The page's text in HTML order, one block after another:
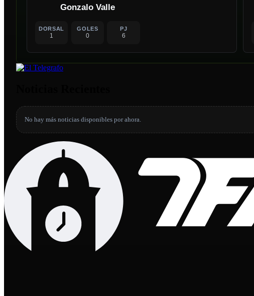
Gonzalo Valle
DORSAL
1
GOLES
0
PJ
6
No hay más noticias disponibles por ahora.